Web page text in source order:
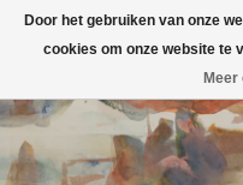
Door het gebruiken van onze
cookies om onze website te